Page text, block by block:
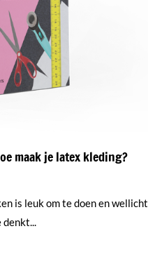
maak je latex kleding?
is leuk om te doen en wellicht